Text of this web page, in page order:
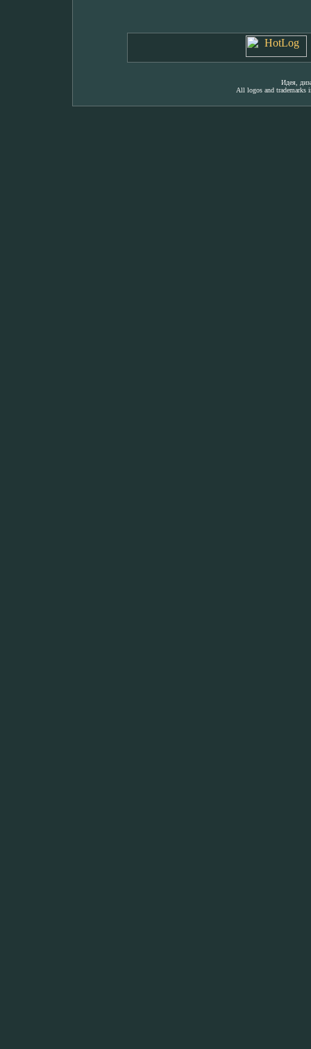
Идея,
All logos and trademarks